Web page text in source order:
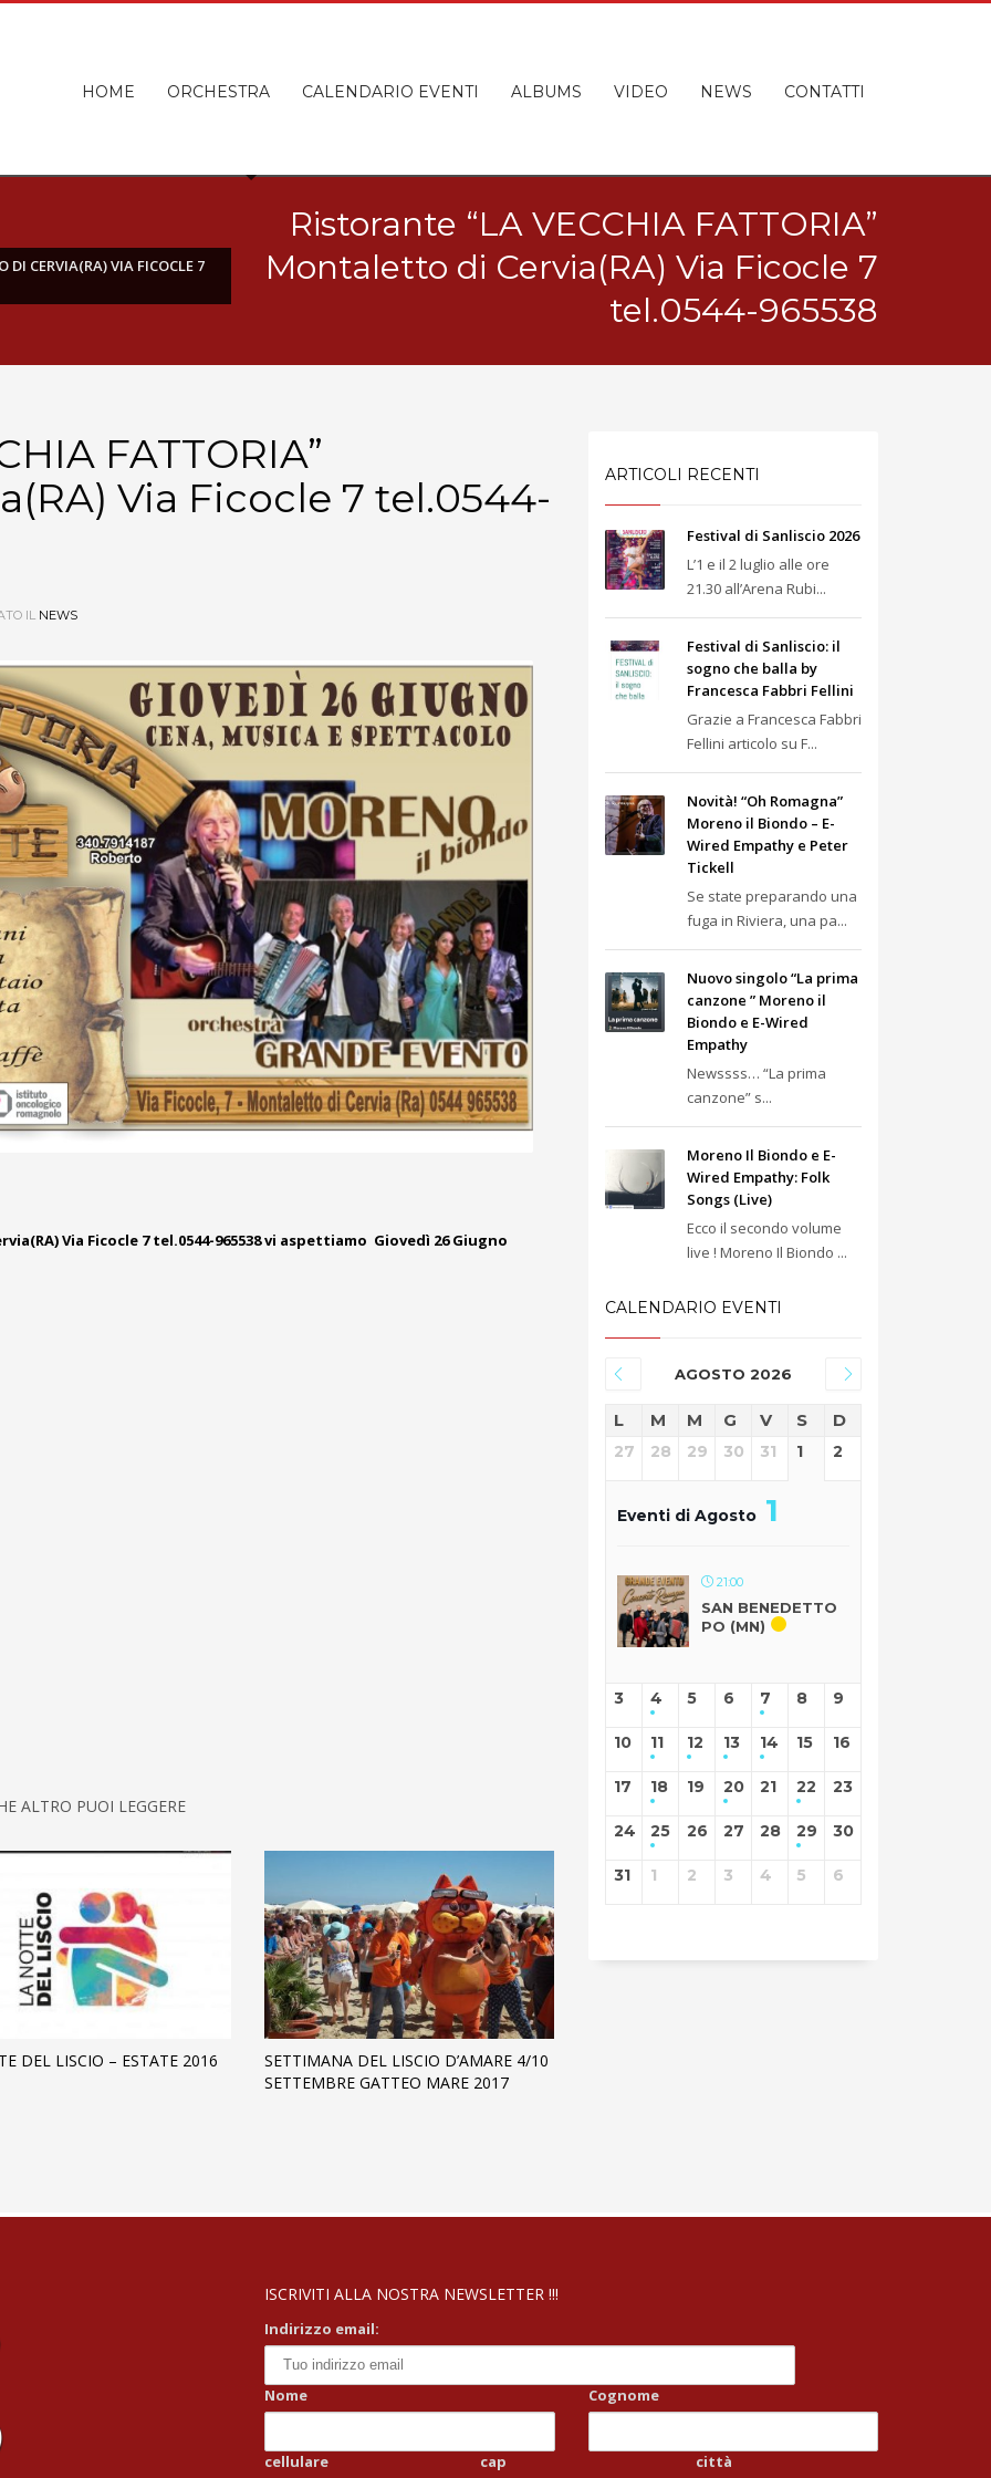
HOME ORCHESTRA CALENDARIO EVENTI ALBUMS VIDEO NEWS CONTATTI
CERVIA(RA) VIA FICOCLE 7
Ristorante “LA VECCHIA FATTORIA”
Montaletto di Cervia(RA) Via Ficocle 7
tel.0544-965538
FATTORIA”
Via Ficocle 7 tel.0544-
IL NEWS
Via Ficocle 7 tel.0544-965538 vi aspettiamo Giovedì 26 Giugno
ALTRO PUOI LEGGERE
DEL LISCIO – ESTATE 2016
SETTIMANA DEL LISCIO D’AMARE 4/10
SETTEMBRE GATTEO MARE 2017
ARTICOLI RECENTI
Festival di Sanliscio 2026
L’1 e il 2 luglio alle ore
21.30 all’Arena Rubi...
Festival di Sanliscio: il
sogno che balla by
Francesca Fabbri Fellini
Grazie a Francesca Fabbri
Fellini articolo su F...
Novità! “Oh Romagna”
Moreno il Biondo – E-
Wired Empathy e Peter
Tickell
Se state preparando una
fuga in Riviera, una pa...
Nuovo singolo “La prima
canzone ” Moreno il
Biondo e E-Wired
Empathy
Newssss… “La prima
canzone” s...
Moreno Il Biondo e E-
Wired Empathy: Folk
Songs (Live)
Ecco il secondo volume
live ! Moreno Il Biondo ...
CALENDARIO EVENTI
AGOSTO 2026
L M M G V S D
27 28 29 30 31 1 2
Eventi di Agosto 1
21:00
SAN BENEDETTO
PO (MN)
3 4 5 6 7 8 9
10 11 12 13 14 15 16
17 18 19 20 21 22 23
24 25 26 27 28 29 30
31 1 2 3 4 5 6
ISCRIVITI ALLA NOSTRA NEWSLETTER !!!
Indirizzo email:
Nome Cognome
cellulare cap città